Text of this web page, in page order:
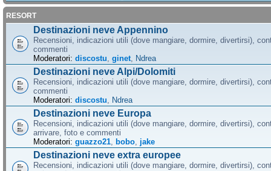
RESORT
Destinazioni neve Appennino
Recensioni, indicazioni utili (dove mangiare, dormire, divertirsi),
commenti
Moderatori: discostu ginet Ndrea
Destinazioni neve Alpi/Dolomiti
Recensioni, indicazioni utili (dove mangiare, dormire, divertirsi),
commenti
Moderatori: discostu Ndrea
Destinazioni neve Europa
Recensioni, indicazioni utili (dove mangiare, dormire, divertirsi),
arrivare, foto e commenti
Moderatori: guazzo21 bobo jake
Destinazioni neve extra europee
Recensioni, indicazioni utili (dove mangiare, dormire, divertirsi),